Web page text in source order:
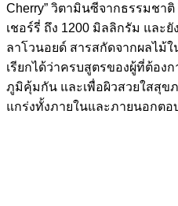
Cherry” วิตามินซีจากธรรมชา
เชอร์รี่ ถึง 1200 มิลลิกรัม และ
ลาโวนอยด์ สารสกัดจากผลไม้ใ
เรียกได้ว่าครบสูตรของผู้ที่ต้อง
ภูมิคุ้มกัน และเพื่อผิวสวยใสสุข
แกร่งทั้งภายในและภายนอกตอ